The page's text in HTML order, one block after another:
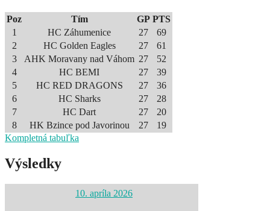
Poz Tím GP PTS
1
HC Záhumenice 27
69
2
HC Golden Eagles 27
61
3
AHK Moravany nad Váhom 27
52
4
HC BEMI 27
39
5
HC RED DRAGONS 27
36
6
HC Sharks 27
28
7
HC Dart 27
20
8
HK Bzince pod Javorinou 27
19
Kompletná tabuľka
Výsledky
10. apríla 2026